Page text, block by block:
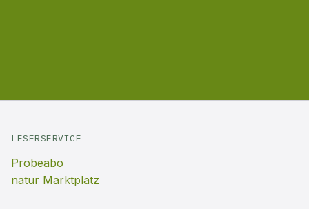
LESERSERVICE
Probeabo
natur Marktplatz